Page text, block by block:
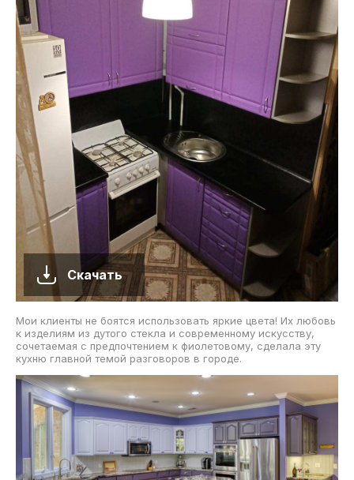
Скачать
Мои клиенты не боятся использовать яркие цвета! Их любовь
к изделиям из дутого стекла и современному искусству,
сочетаемая с предпочтением к фиолетовому, сделала эту
кухню главной темой разговоров в городе.